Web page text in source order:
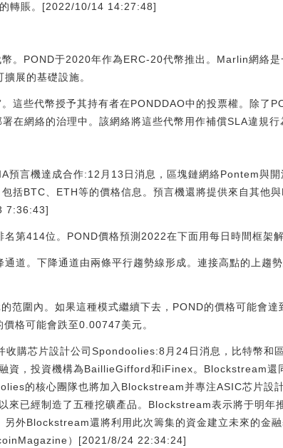
轉賬。[2022/10/14 14:27:48]
。POND于2020年作為ERC-20代幣推出。Marlin網絡
展的基礎設施。
這些代幣授予其持有者在PONDDAO中的投票權。除了
在網絡的治理中。該網絡將這些代幣用作補償SLA違規行
預言機達成合作:12月13日消息，區塊鏈網絡Pontem與開
括BTC、ETH等的價格信息。預言機還將提供來自其他
7:36:43]
第414位。POND價格預測2022在下面用每日時間框架解
通道。下降通道由兩條平行趨勢線形成。連接高點的上趨
范圍內。如果這種模式繼續下去，POND的價格可能會
格可能會跌至0.00747美元。
購芯片設計公司Spondoolies:8月24日消息，比特幣和
資，投資機構為BaillieGifford和iFinex。Blockstream還
的核心團隊也將加入Blockstream并專注ASIC芯片設
來已經制造了五種挖礦產品。Blockstream表示將于明年
另外Blockstream還將利用此次籌集的資金建立未來的金
）[2021/8/24 22:34:24]